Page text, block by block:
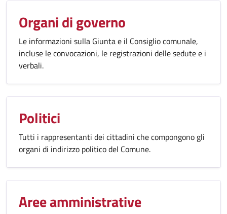
Organi di governo
Le informazioni sulla Giunta e il Consiglio comunale,
incluse le convocazioni, le registrazioni delle sedute e i
verbali.
Politici
Tutti i rappresentanti dei cittadini che compongono gli
organi di indirizzo politico del Comune.
Aree amministrative